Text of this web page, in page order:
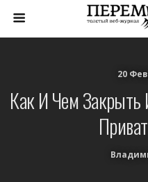
20
Как И Чем Закрыть